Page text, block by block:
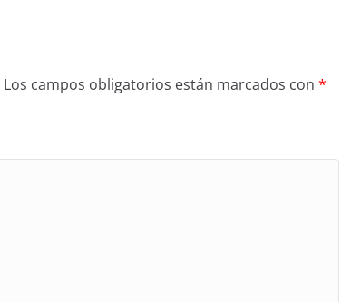
Los campos obligatorios están marcados con *